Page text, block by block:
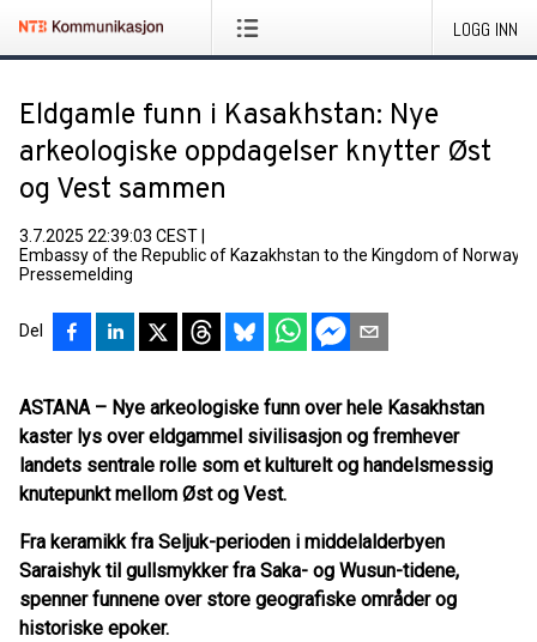
LOGG INN
Eldgamle funn i Kasakhstan: Nye
arkeologiske oppdagelser knytter Øst
og Vest sammen
3.7.2025 22:39:03 CEST
Embassy of the Republic of Kazakhstan to the Kingdom of Norway
Pressemelding
Del
ASTANA– Nye arkeologiske funn over hele Kasakhstan
kaster lys over eldgammel sivilisasjon og fremhever
landets sentrale rolle som et kulturelt og handelsmessig
knutepunkt mellom Øst og Vest.
Fra keramikk fra Seljuk-perioden i middelalderbyen
Saraishyk til gullsmykker fra Saka- og Wusun-tidene,
spenner funnene over store geografiske områder og
historiske epoker.